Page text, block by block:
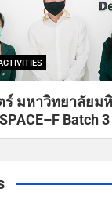
มหาวิทยาลัยม
Batch 3